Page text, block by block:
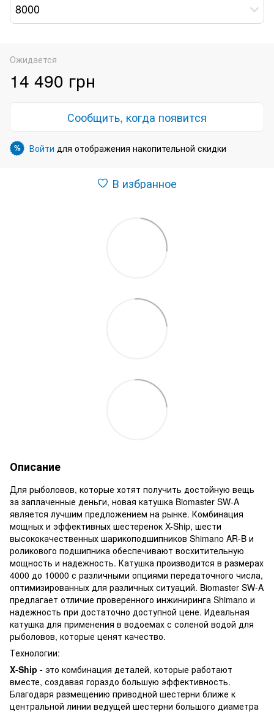
8000
Ожидается
14 490 грн
Сообщить, когда появится
% Войти для отображения накопительной скидки
В избранное
Описание
Для рыболовов, которые хотят получить достойную вещь
за заплаченные деньги, новая катушка Biomaster SW-A
является лучшим предложением на рынке. Комбинация
мощных и эффективных шестеренок X-Ship, шести
высококачественных шарикоподшипников Shimano AR-B и
роликового подшипника обеспечивают восхитительную
мощность и надежность. Катушка производится в размерах
4000 до 10000 с различными опциями передаточного числа,
оптимизированных для различных ситуаций. Biomaster SW-A
предлагает отличие проверенного инжиниринга Shimano и
надежность при достаточно доступной цене. Идеальная
катушка для применения в водоемах с соленой водой для
рыболовов, которые ценят качество.
Технологии:
X-Ship - это комбинация деталей, которые работают
вместе, создавая гораздо большую эффективность.
Благодаря размещению приводной шестерни ближе к
центральной линии ведущей шестерни большого диаметра